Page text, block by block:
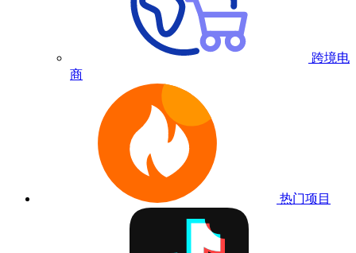
跨境电
商
热门项目